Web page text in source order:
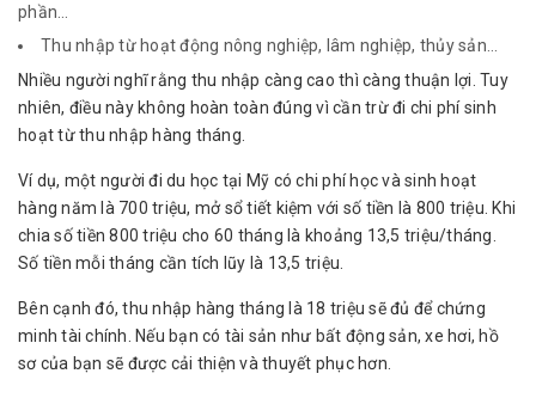
phần…
Thu nhập từ hoạt động nông nghiệp, lâm nghiệp, thủy sản…
Nhiều người nghĩ rằng thu nhập càng cao thì càng thuận lợi. Tuy
nhiên, điều này không hoàn toàn đúng vì cần trừ đi chi phí sinh
hoạt từ thu nhập hàng tháng.
Ví dụ, một người đi du học tại Mỹ có chi phí học và sinh hoạt
hàng năm là 700 triệu, mở sổ tiết kiệm với số tiền là 800 triệu. Khi
chia số tiền 800 triệu cho 60 tháng là khoảng 13,5 triệu/tháng.
Số tiền mỗi tháng cần tích lũy là 13,5 triệu.
Bên cạnh đó, thu nhập hàng tháng là 18 triệu sẽ đủ để chứng
minh tài chính. Nếu bạn có tài sản như bất động sản, xe hơi, hồ
sơ của bạn sẽ được cải thiện và thuyết phục hơn.